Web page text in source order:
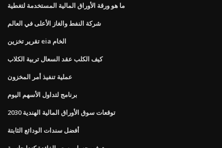
ما هو ورقة الأوراق المالية المستخدمة لتغطية
شركة النفط والغاز الأعلى في العالم
تقرير تخزين eia الخام
كيف الكلب عقد السعال تربية الكلاب
عملية تنفيذ أمر المخزون
برنامج لتداول الأسهم اليوم
توقعات سوق الأوراق المالية الهندية 2030
أفضل سندات الودائع الثابتة